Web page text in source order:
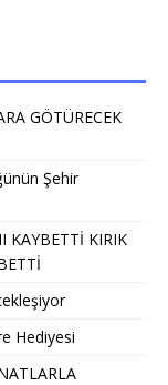
GÖTÜRECEK
Şehir
KAYBETTİ KIRIK
Hediyesi